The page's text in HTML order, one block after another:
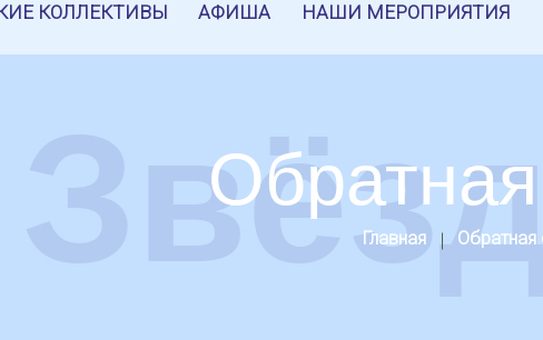
КОЛЛЕКТИВЫ АФИША НАШИ МЕРОПРИЯТИЯ
Главная Обратная